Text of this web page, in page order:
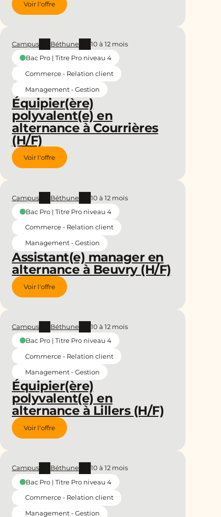
Voir l'offre
Équipier(ère)
polyvalent(e) en
alternance à Courrières
(H/F)
Campus Béthune
10 à 12 mois
Bac Pro | Titre Pro niveau 4
Commerce - Relation client
Management - Gestion
Voir l'offre
Assistant(e) manager en
alternance à Beuvry (H/F)
Campus Béthune
10 à 12 mois
Bac Pro | Titre Pro niveau 4
Commerce - Relation client
Management - Gestion
Voir l'offre
Équipier(ère)
polyvalent(e) en
alternance à Lillers (H/F)
Campus Béthune
10 à 12 mois
Bac Pro | Titre Pro niveau 4
Commerce - Relation client
Management - Gestion
Voir l'offre
Campus Béthune
10 à 12 mois
Bac Pro | Titre Pro niveau 4
Commerce - Relation client
Management - Gestion